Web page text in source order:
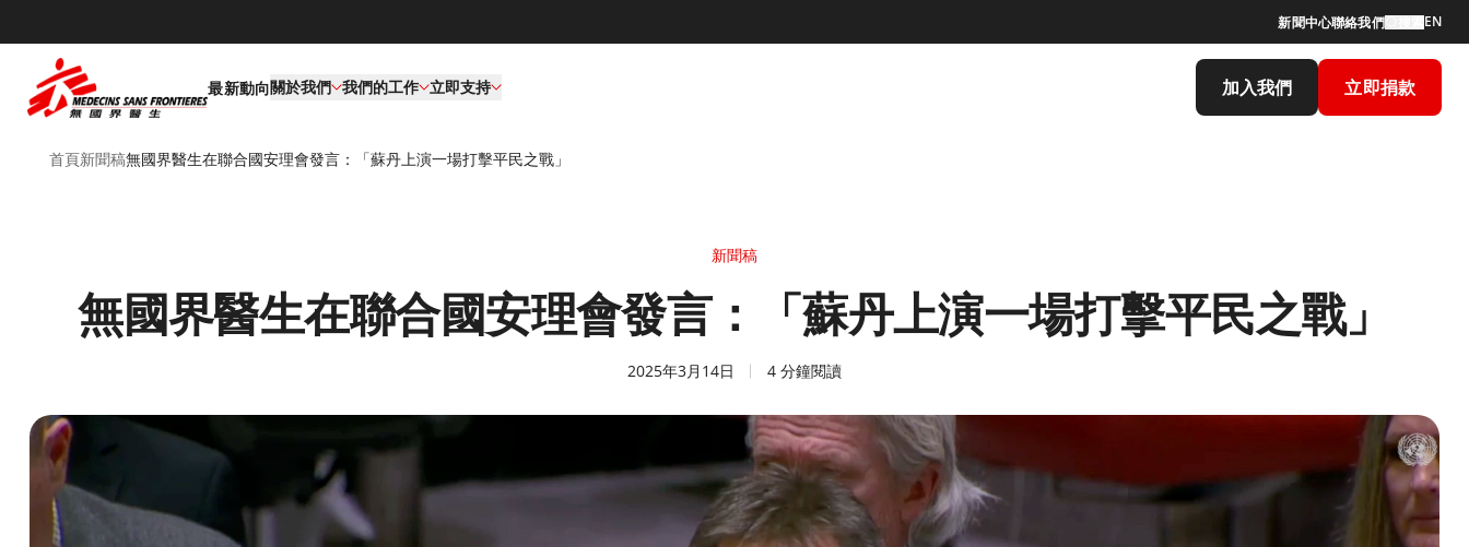
新聞中心聯絡我們 EN
最新動向關於我們 我們的工作​ 立即支持 加入我們 立即捐款
首頁新聞稿無國界醫生在聯合國安理會發言：「蘇丹上演一場打擊平民之戰」
新聞稿
無國界醫生在聯合國安理會發言：「蘇丹上演一場打擊平民之戰」
2025年3月14日 4 分鐘閱讀